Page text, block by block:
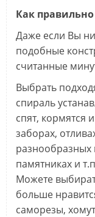
Как
Даже если Вы
подобные
считанные
Выбрать
спираль
спят, кормятся
заборах,
разнообразных
памятниках и
Можете
больше
саморезы,